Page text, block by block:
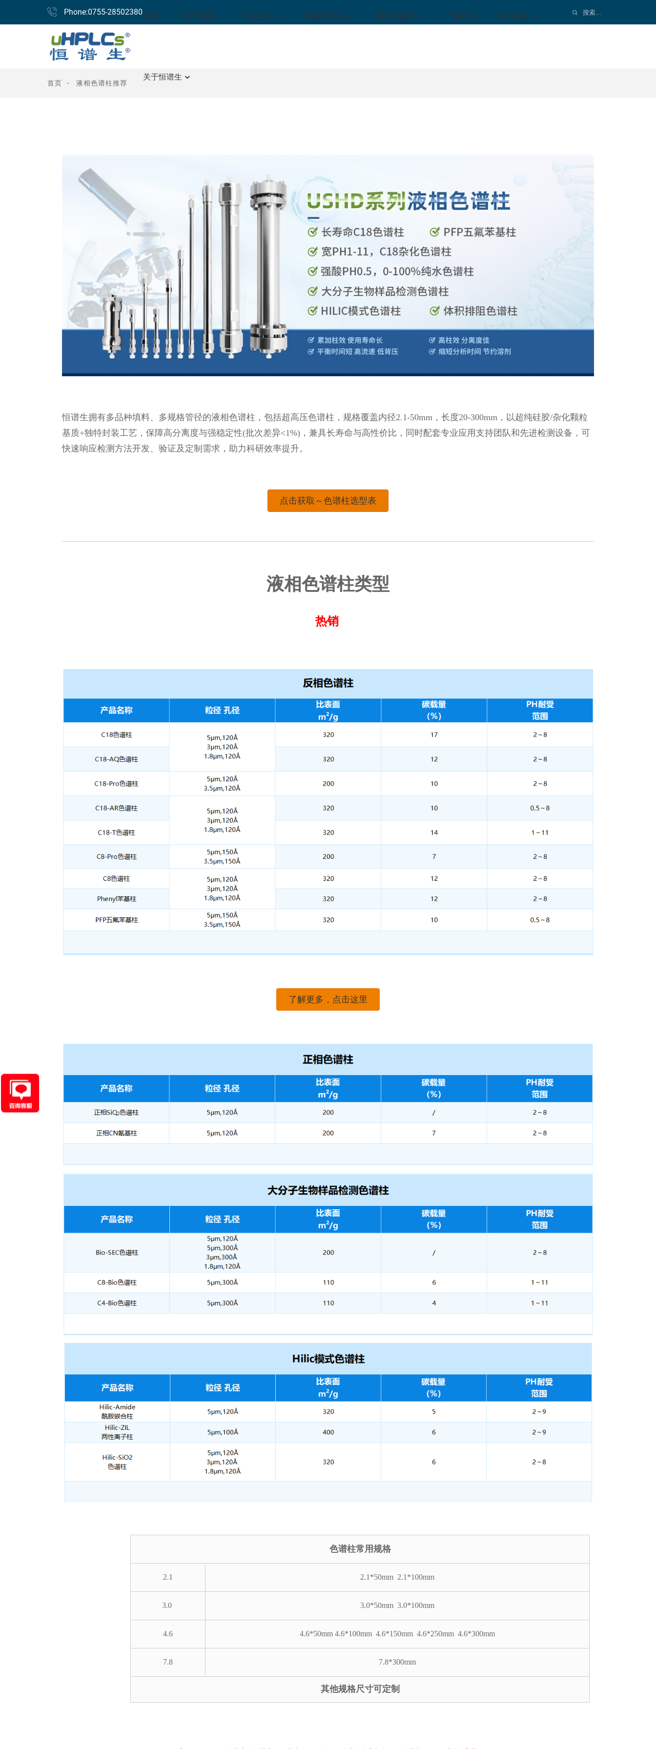
Phone:0755-28502380首页 分析检测 方法开发 标准品制备 液相色谱柱 产品中心 色谱耗材
关于恒谱生
首页 液相色谱柱推荐
恒谱生拥有多品种填料、多规格管径的液相色谱柱，包括超高压色谱柱，规格覆盖内径2.1-50mm，长度20-300mm，以超纯硅胶/杂化颗粒
基质+独特封装工艺，保障高分离度与强稳定性(批次差异<1%)，兼具长寿命与高性价比，同时配套专业应用支持团队和先进检测设备，可
快速响应检测方法开发、验证及定制需求，助力科研效率提升。
点击获取～色谱柱选型表
液相色谱柱类型
热销
了解更多，点击这里
色谱柱常用规格
2.1 2.1*50mm 2.1*100mm
3.0 3.0*50mm 3.0*100mm
4.6 4.6*50mm 4.6*100mm 4.6*150mm 4.6*250mm 4.6*300mm
7.8 7.8*300mm
其他规格尺寸可定制